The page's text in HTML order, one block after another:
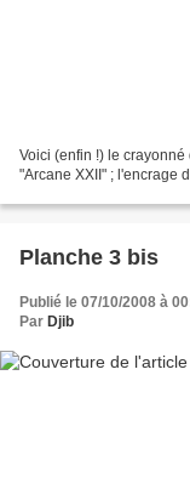
Voici (enfin !) le
"Arcane XXII" ; l'encrage
Planche 3 bis
Publié le 07/10/2008 à
Par Djib